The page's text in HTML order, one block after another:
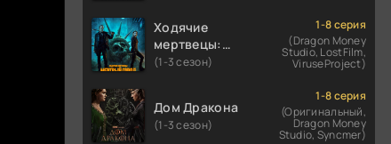
Ходячие
мертвецы:
Мертвый
(1-3 сезон)
1-8 серия
(Dragon Money
Studio, LostFilm,
ViruseProject)
Дом Дракона
(1-3 сезон)
1-8 серия
(Оригинальный,
Dragon Money
Studio, Syncmer)